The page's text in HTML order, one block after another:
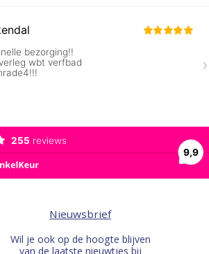
Nieuwsbrief
Wil je ook op de hoogte blijven
van de laatste nieuwtjes bij